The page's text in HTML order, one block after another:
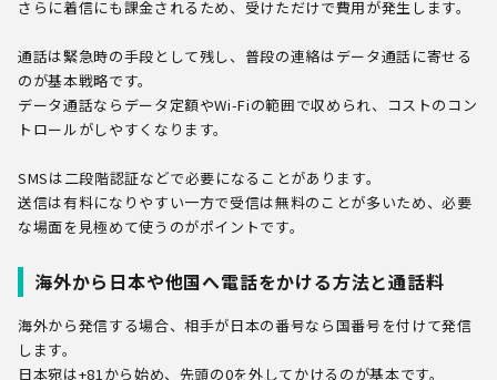
さらに着信にも課金されるため、受けただけで費用が発生します。
通話は緊急時の手段として残し、普段の連絡はデータ通話に寄せる
のが基本戦略です。
データ通話ならデータ定額やWi-Fiの範囲で収められ、コストのコン
トロールがしやすくなります。
SMSは二段階認証などで必要になることがあります。
送信は有料になりやすい一方で受信は無料のことが多いため、必要
な場面を見極めて使うのがポイントです。
海外から日本や他国へ電話をかける方法と通話料
海外から発信する場合、相手が日本の番号なら国番号を付けて発信
します。
日本宛は+81から始め、先頭の0を外してかけるのが基本です。